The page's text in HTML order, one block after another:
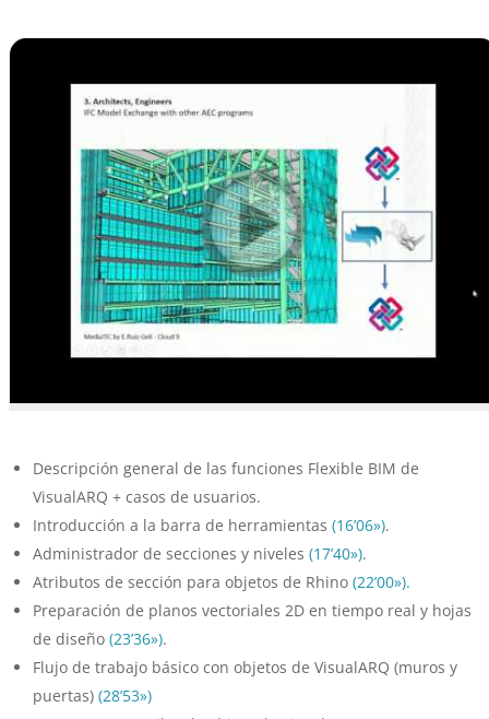
Descripción general de las funciones Flexible BIM de
VisualARQ + casos de usuarios.
Introducción a la barra de herramientas (16’06»).
Administrador de secciones y niveles (17’40»).
Atributos de sección para objetos de Rhino (22’00»).
Preparación de planos vectoriales 2D en tiempo real y hojas
de diseño (23’36»).
Flujo de trabajo básico con objetos de VisualARQ (muros y
puertas) (28’53»)